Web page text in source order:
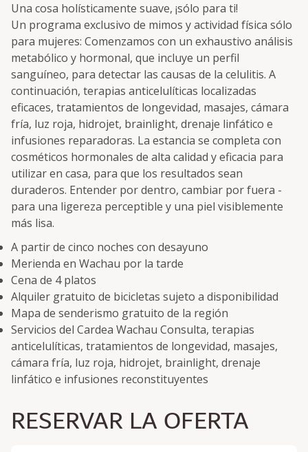
Una cosa holísticamente suave, ¡sólo para ti!
Un programa exclusivo de mimos y actividad física sólo
para mujeres: Comenzamos con un exhaustivo análisis
metabólico y hormonal, que incluye un perfil
sanguíneo, para detectar las causas de la celulitis. A
continuación, terapias anticelulíticas localizadas
eficaces, tratamientos de longevidad, masajes, cámara
fría, luz roja, hidrojet, brainlight, drenaje linfático e
infusiones reparadoras. La estancia se completa con
cosméticos hormonales de alta calidad y eficacia para
utilizar en casa, para que los resultados sean
duraderos. Entender por dentro, cambiar por fuera -
para una ligereza perceptible y una piel visiblemente
más lisa.
A partir de cinco noches con desayuno
Merienda en Wachau por la tarde
Cena de 4 platos
Alquiler gratuito de bicicletas sujeto a disponibilidad
Mapa de senderismo gratuito de la región
Servicios del Cardea Wachau Consulta, terapias
anticelulíticas, tratamientos de longevidad, masajes,
cámara fría, luz roja, hidrojet, brainlight, drenaje
linfático e infusiones reconstituyentes
RESERVAR LA OFERTA